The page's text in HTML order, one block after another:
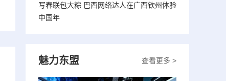
写春联包大粽 巴西网络达人在广西钦州体验
中国年
查看更多 >
魅力东盟